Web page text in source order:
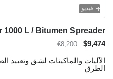
فيديو
$9,474
€8,200
الآليات والماكينات لشق وتعبيد
الطرق